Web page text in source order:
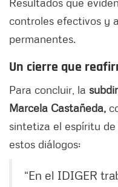
controles efectivos y
permanentes.
Un cierre que
Para concluir, la
Marcela Castañeda,
sintetiza el espíritu
estos diálogos:
“En el IDIGER